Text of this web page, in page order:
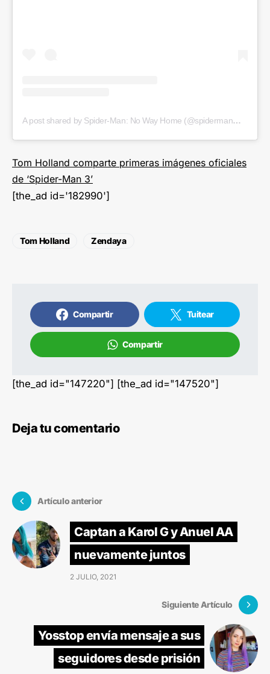
A post shared by Spider-Man: No Way Home (@spidermanmovie)
Tom Holland comparte primeras imágenes oficiales
de ‘Spider-Man 3’
[the_ad id='182990']
Tom Holland Zendaya
Compartir Tuitear
Compartir
[the_ad id="147220"] [the_ad id="147520"]
Deja tu comentario
Artículo anterior
Captan a Karol G y Anuel AA
nuevamente juntos
2 JULIO, 2021
Siguiente Artículo
Yosstop envía mensaje a sus
seguidores desde prisión